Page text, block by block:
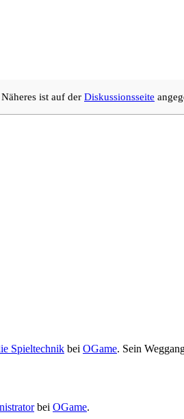
ist auf der Diskussionsseite
Spieltechnik bei OGame. Sein
bei OGame.